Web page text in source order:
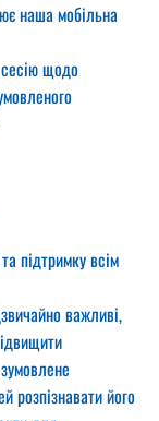
наша мобільна
щодо
підтримку всім
важливі,
розпізнавати його